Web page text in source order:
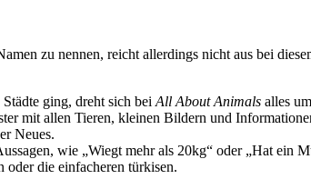
zu nennen, reicht allerdings nicht aus bei
ging, dreht sich beiAll About Animals alles
mit allen Tieren, kleinen Bildern und
Neues.
wie „Wiegt mehr als 20kg“ oder „Hat
oder die einfacheren türkisen.